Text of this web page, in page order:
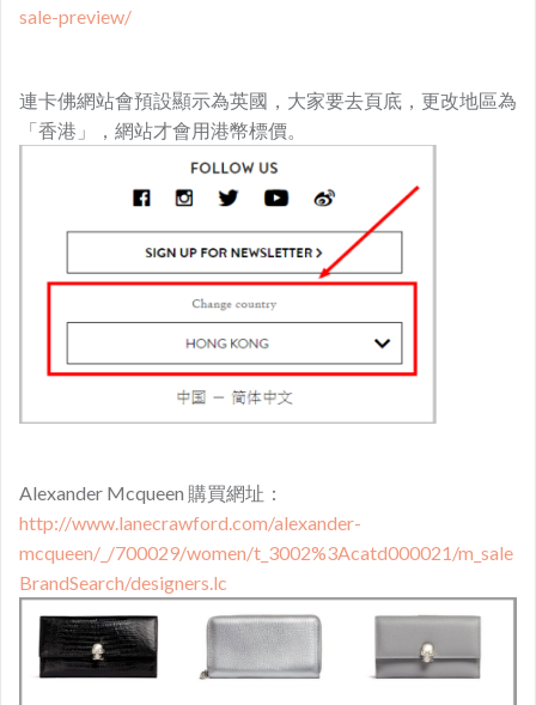
sale-preview/
連卡佛網站會預設顯示為英國，大家要去頁底，更改地區為
「香港」，網站才會用港幣標價。
Alexander Mcqueen 購買網址：
http://www.lanecrawford.com/alexander-
mcqueen/_/700029/women/t_3002%3Acatd000021/m_sale
BrandSearch/designers.lc